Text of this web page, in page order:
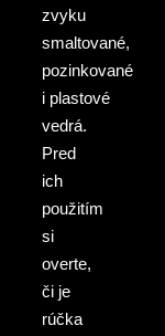
zvyku
smaltované,
pozinkované
i plastové
vedrá.
Pred
ich
použitím
si
overte,
či je
rúčka